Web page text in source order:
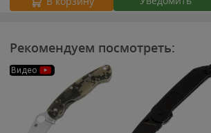
Рекомендуем посмотреть:
Видео